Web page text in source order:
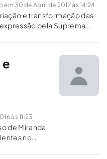
em 30 de Abril de 2017 às 14:24
e transformação das
pela Suprema
às 11:23
de Miranda
no